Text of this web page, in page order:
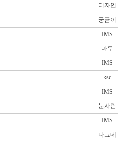
디자인
궁금이
IMS
마루
IMS
ksc
IMS
눈사람
IMS
나그네